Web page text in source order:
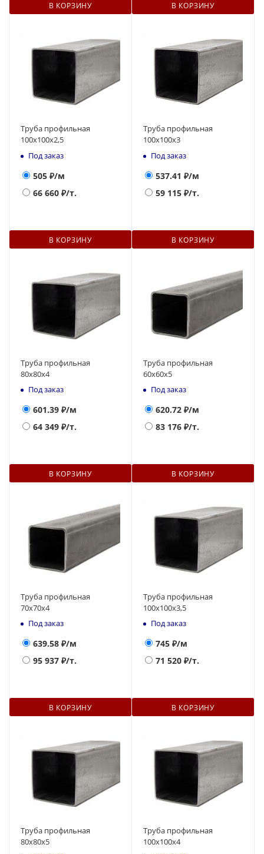
В КОРЗИНУ В КОРЗИНУ
Труба профильная
100х100x2,5
Под заказ
505 ₽/м
66 660 ₽/т.
В КОРЗИНУ
Труба профильная
100х100х3
Под заказ
537.41 ₽/м
59 115 ₽/т.
В КОРЗИНУ
Труба профильная
80х80х4
Под заказ
601.39 ₽/м
64 349 ₽/т.
В КОРЗИНУ
Труба профильная
60х60х5
Под заказ
620.72 ₽/м
83 176 ₽/т.
В КОРЗИНУ
Труба профильная
70х70х4
Под заказ
639.58 ₽/м
95 937 ₽/т.
В КОРЗИНУ
Труба профильная
100х100х3,5
Под заказ
745 ₽/м
71 520 ₽/т.
В КОРЗИНУ
Труба профильная
80х80х5
Труба профильная
100х100х4